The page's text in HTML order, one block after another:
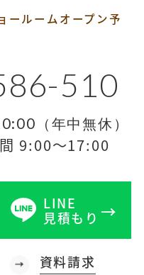
ールームオープン予
510
（年中無休）
9:00～17:00
LINE
見積もり
資料請求